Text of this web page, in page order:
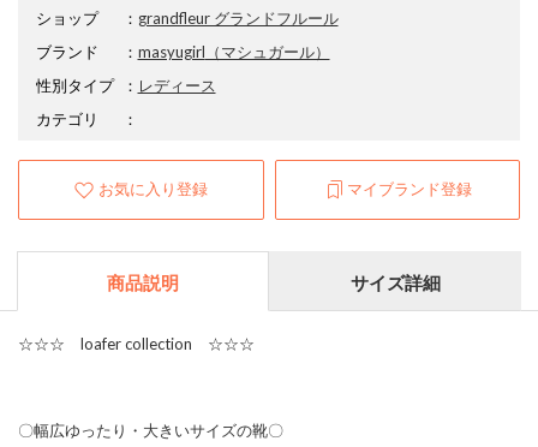
ショップ ： grandfleur グランドフルール
ブランド
： masyugirl （マシュガール）
性別タイプ
： レディース
カテゴリ
：
お気に入り登録 マイブランド登録
商品説明 サイズ詳細
☆☆☆ loafer collection ☆☆☆
〇幅広ゆったり・大きいサイズの靴〇